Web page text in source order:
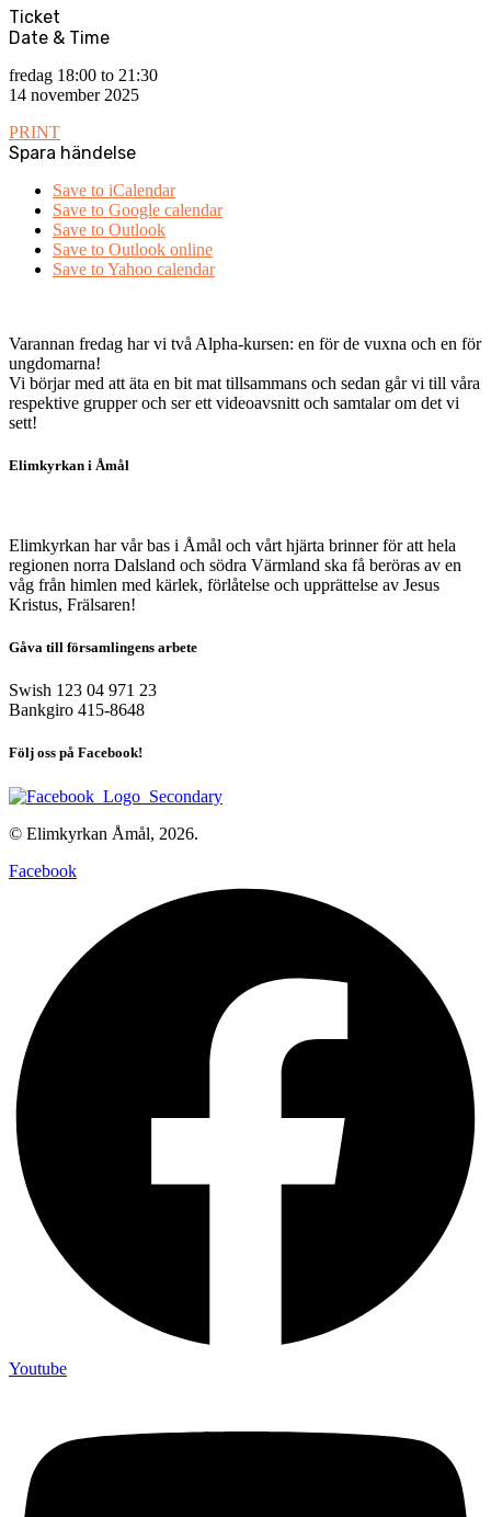
Ticket
Date & Time
fredag 18:00 to 21:30
14 november 2025
PRINT
Spara händelse
Save to iCalendar
Save to Google calendar
Save to Outlook
Save to Outlook online
Save to Yahoo calendar
Varannan fredag har vi två Alpha-kursen: en för de vuxna och en för
ungdomarna!
Vi börjar med att äta en bit mat tillsammans och sedan går vi till våra
respektive grupper och ser ett videoavsnitt och samtalar om det vi
sett!
Elimkyrkan i Åmål
Elimkyrkan har vår bas i Åmål och vårt hjärta brinner för att hela
regionen norra Dalsland och södra Värmland ska få beröras av en
våg från himlen med kärlek, förlåtelse och upprättelse av Jesus
Kristus, Frälsaren!
Gåva till församlingens arbete
Swish 123 04 971 23
Bankgiro 415-8648
Följ oss på Facebook!
© Elimkyrkan Åmål, 2026.
Facebook
Youtube